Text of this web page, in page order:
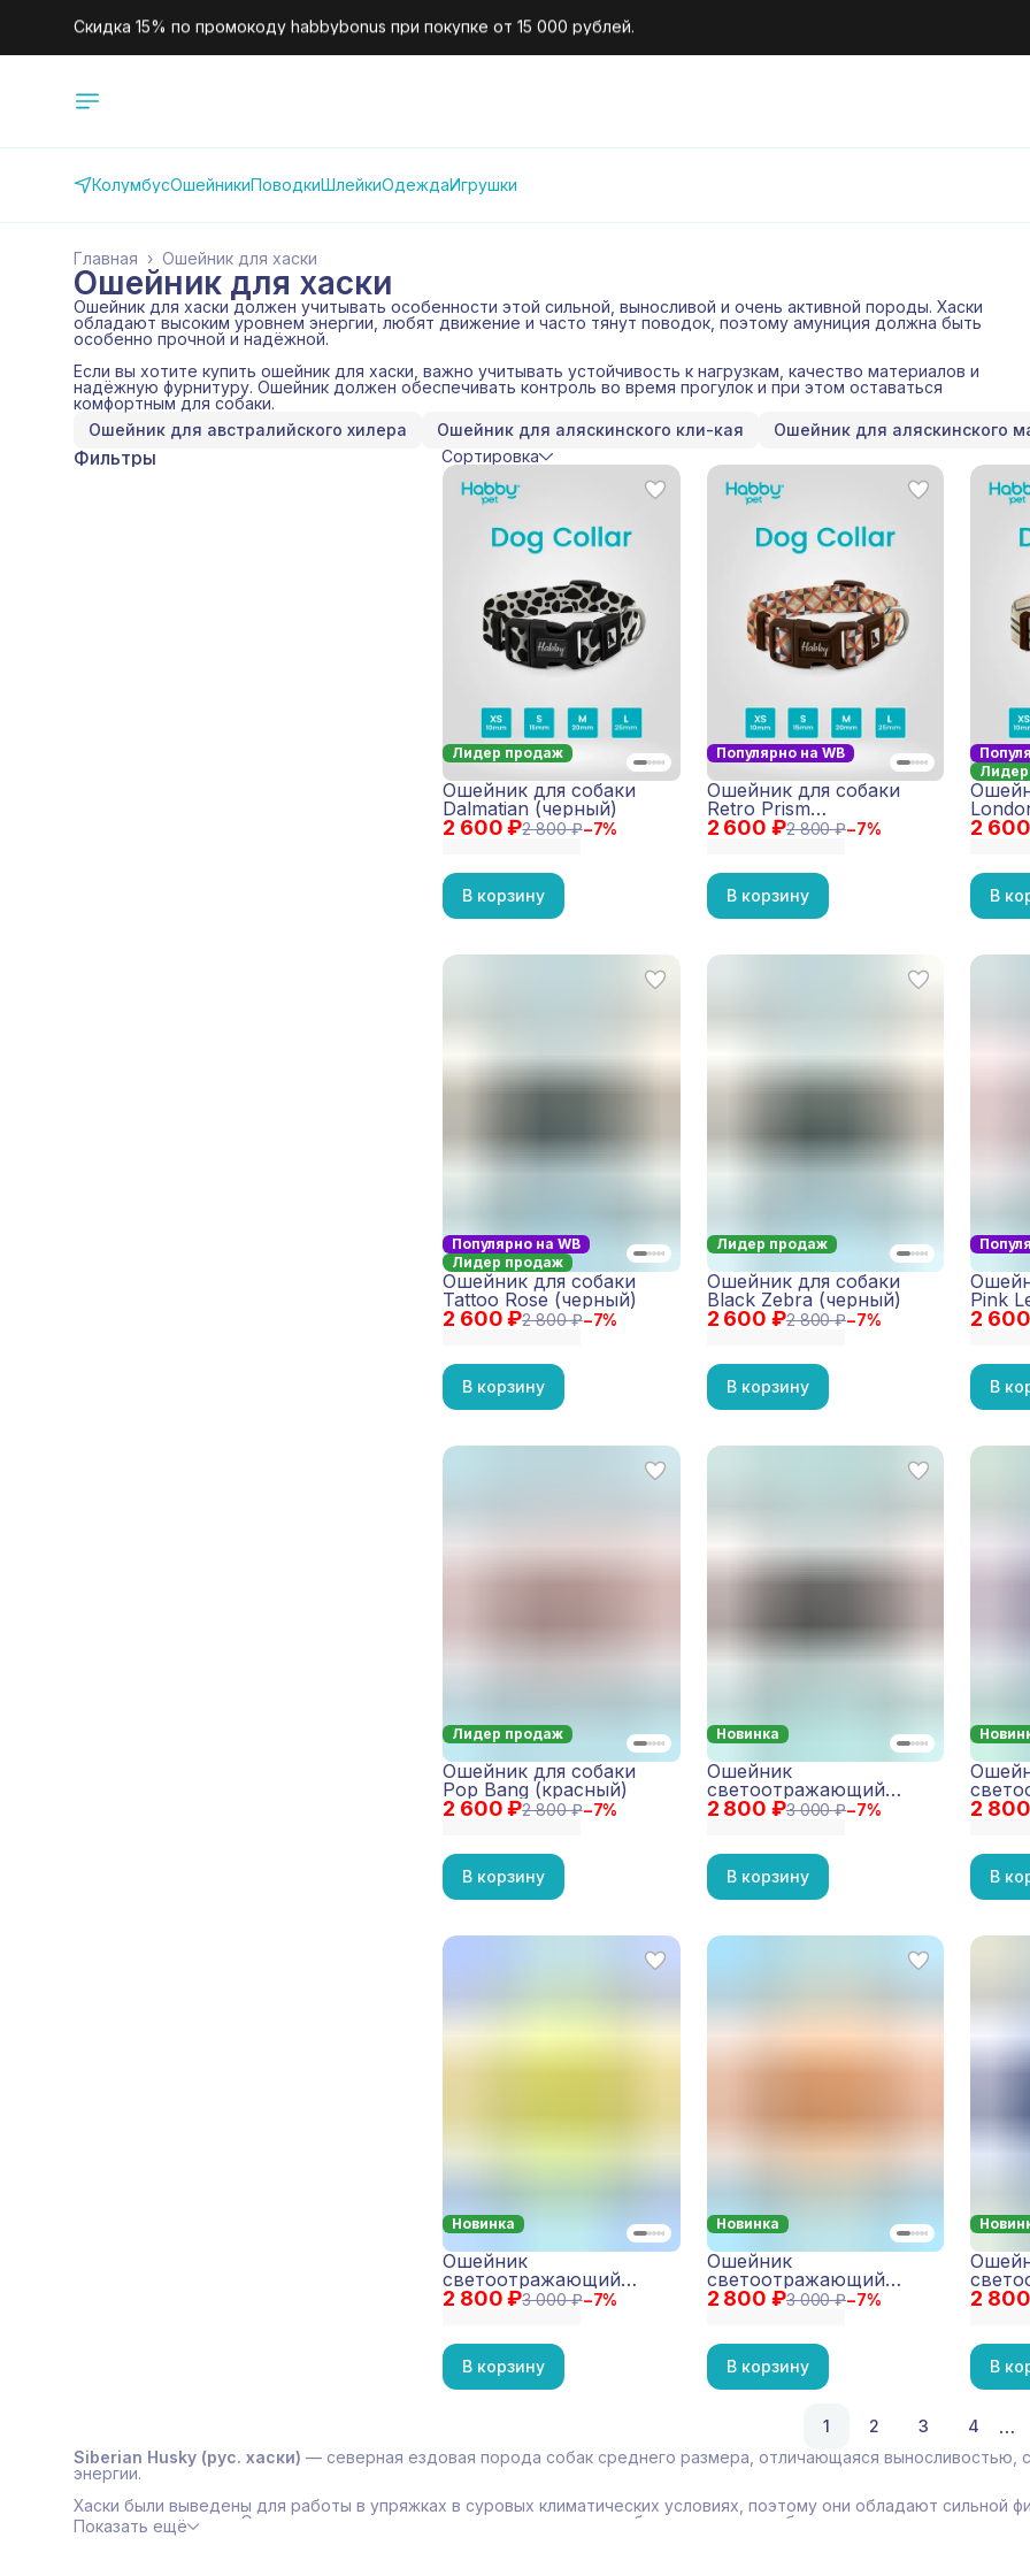
Скидка 10% по промокоду habby10 для новых клиентов на первый заказ.
КолумбусОшейникиПоводкиШлейкиОдеждаИгрушки
Ошейник для хаски
Главная ›
Ошейник для хаски
Ошейник для хаски должен учитывать особенности этой сильной, выносливой и очень активной породы. Хаски
обладают высоким уровнем энергии, любят движение и часто тянут поводок, поэтому амуниция должна быть
особенно прочной и надёжной.
Если вы хотите купить ошейник для хаски, важно учитывать устойчивость к нагрузкам, качество материалов и
надёжную фурнитуру. Ошейник должен обеспечивать контроль во время прогулок и при этом оставаться
комфортным для собаки.
Ошейник для австралийского хилера
Ошейник для аляскинского кли-кая Ошейник для аляскинского
Фильтры Сортировка
Лидер продаж
2 600 ₽2 800 ₽−7%
Ошейник для собаки
Dalmatian (черный)
В корзину
Популярно на WB
2 600 ₽2 800 ₽−7%
Ошейник для собаки
Retro Prism
(коричневый)
В корзину
2
В
Популярно на WB
Лидер продаж
2 600 ₽2 800 ₽−7%
Ошейник для собаки
Tattoo Rose (черный)
В корзину
Лидер продаж
2 600 ₽2 800 ₽−7%
Ошейник для собаки
Black Zebra (черный)
В корзину
2
Pink
В
Лидер продаж
2 600 ₽2 800 ₽−7%
Ошейник для собаки
Pop Bang (красный)
В корзину
Новинка
2 800 ₽3 000 ₽−7%
Ошейник
светоотражающий
Reflective Коричневый
В корзину
2
В
Новинка
2 800 ₽3 000 ₽−7%
Ошейник
светоотражающий
Reflective Желтый
В корзину
Новинка
2 800 ₽3 000 ₽−7%
Ошейник
светоотражающий
Reflective Оранжевый
В корзину
2
В
1 2 3 4 …
Siberian Husky (рус. хаски) — северная ездовая порода собак среднего размера, отличающаяся
энергии.
Хаски были выведены для работы в упряжках в суровых климатических условиях, поэтому они обладают сильной
активных прогулках. Это независимые, умные и очень подвижные собаки, которым необходима регулярная нагрузка.
Показать ещё